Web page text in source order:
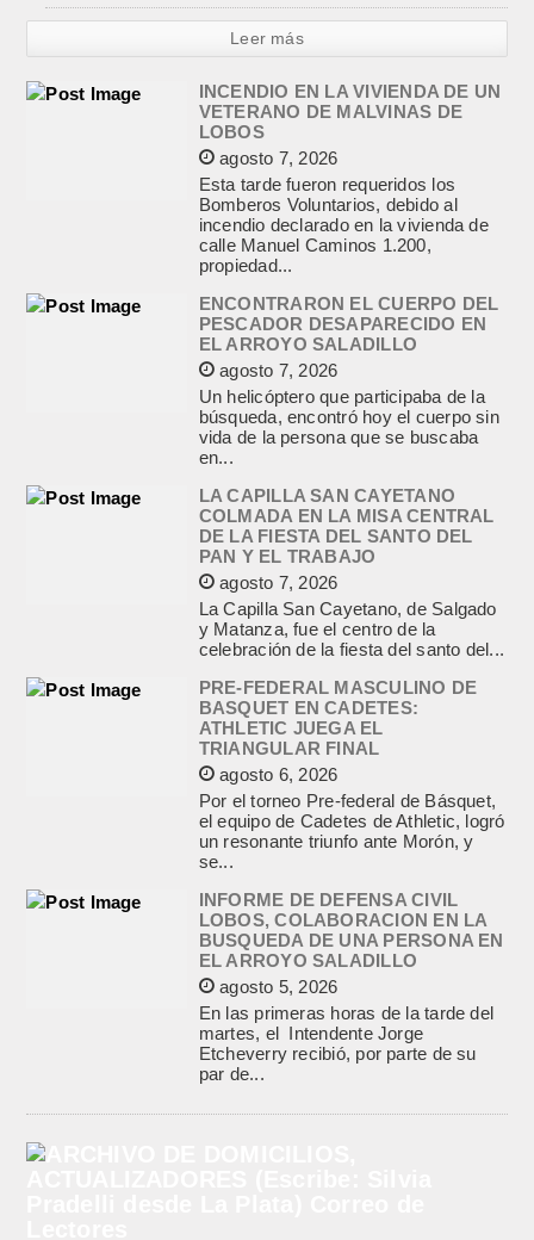
Leer más
INCENDIO EN LA VIVIENDA DE UN
VETERANO DE MALVINAS DE
LOBOS
agosto 7, 2026
Esta tarde fueron requeridos los
Bomberos Voluntarios, debido al
incendio declarado en la vivienda de
calle Manuel Caminos 1.200,
propiedad...
ENCONTRARON EL CUERPO DEL
PESCADOR DESAPARECIDO EN
EL ARROYO SALADILLO
agosto 7, 2026
Un helicóptero que participaba de la
búsqueda, encontró hoy el cuerpo sin
vida de la persona que se buscaba
en...
LA CAPILLA SAN CAYETANO
COLMADA EN LA MISA CENTRAL
DE LA FIESTA DEL SANTO DEL
PAN Y EL TRABAJO
agosto 7, 2026
La Capilla San Cayetano, de Salgado
y Matanza, fue el centro de la
celebración de la fiesta del santo del...
PRE-FEDERAL MASCULINO DE
BASQUET EN CADETES:
ATHLETIC JUEGA EL
TRIANGULAR FINAL
agosto 6, 2026
Por el torneo Pre-federal de Básquet,
el equipo de Cadetes de Athletic, logró
un resonante triunfo ante Morón, y
se...
INFORME DE DEFENSA CIVIL
LOBOS, COLABORACION EN LA
BUSQUEDA DE UNA PERSONA EN
EL ARROYO SALADILLO
agosto 5, 2026
En las primeras horas de la tarde del
martes, el Intendente Jorge
Etcheverry recibió, por parte de su
par de...